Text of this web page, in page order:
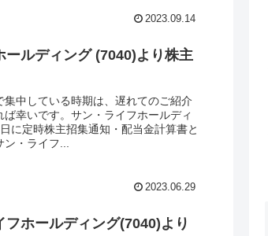
2023.09.14
ールディング (7040)より株主
中している時期は、遅れてのご紹介
幸いです。サン・ライフホールディ
に定時株主招集通知・配当金計算書と
・ライフ...
2023.06.29
フホールディング(7040)より